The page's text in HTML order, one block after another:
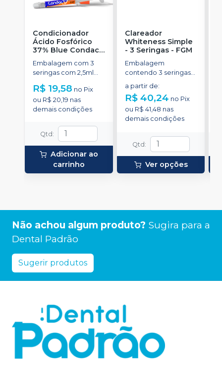
Condicionador
Ácido Fosfórico
37% Blue Condac-
FGM
Embalagem com 3
seringas com 2,5ml
ponteiras para
aplicação.
R$ 19,58 no Pix
ou R$ 20,19 nas
demais condições
Qtd:
Adicionar ao
carrinho
Clareador
Whiteness Simple
- 3 Seringas- FGM
Embalagem
contendo 3 seringas
com 3g de gel cada
uma.
a partir de:
R$ 40,24 no Pix
ou R$ 41,48 nas
demais condições
Qtd:
Ver opções
Não achou algum produto? Sugira para a
Dental Padrão
Sugerir produtos